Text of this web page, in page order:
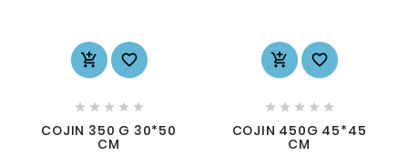
 
    
COJIN 350 G 30*50
CM
 
    
COJIN 450G 45*45
CM